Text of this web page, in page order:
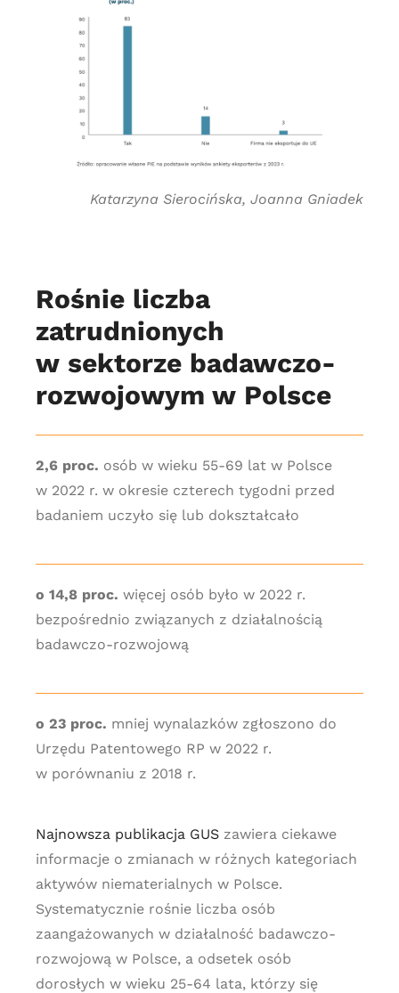
Katarzyna Sierocińska, Joanna Gniadek
Rośnie liczba
zatrudnionych
w sektorze badawczo-
rozwojowym w Polsce
2,6 proc. osób w wieku 55-69 lat w Polsce
w 2022 r. w okresie czterech tygodni przed
badaniem uczyło się lub dokształcało
o 14,8 proc. więcej osób było w 2022 r.
bezpośrednio związanych z działalnością
badawczo-rozwojową
o 23 proc. mniej wynalazków zgłoszono do
Urzędu Patentowego RP w 2022 r.
w porównaniu z 2018 r.
Najnowsza publikacja GUSzawiera ciekawe
informacje o zmianach w różnych kategoriach
aktywów niematerialnych w Polsce.
Systematycznie rośnie liczba osób
zaangażowanych w działalność badawczo-
rozwojową w Polsce, a odsetek osób
dorosłych w wieku 25-64 lata, którzy się